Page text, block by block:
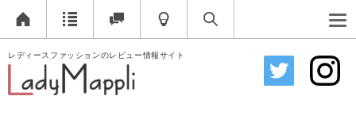
レディースファッションのレビュー情報サイト